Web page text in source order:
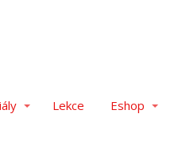
Lekce Eshop